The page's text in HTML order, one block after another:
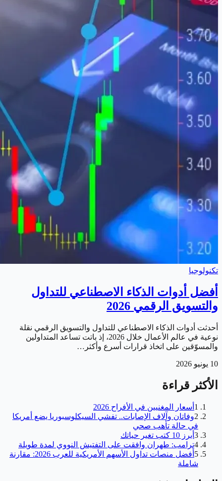
تكنولوجيا
أفضل أدوات الذكاء الاصطناعي للتداول
والتسويق الرقمي 2026
أحدثت أدوات الذكاء الاصطناعي للتداول والتسويق الرقمي نقلة
نوعية في عالم الأعمال خلال 2026، إذ باتت تساعد المتداولين
والمسوّقين على اتخاذ قرارات أسرع وأكثر…
10 يونيو 2026
الأكثر قراءة
1 أسعار المغنيين في الأفراح 2026
2وفاتان وآلاف الإصابات.. تفشي السيكلوسبوريا يضع أمريكا
في حالة تأهب صحي
3 أبرز 10 كتب تغير حياتك
4ترامب: طهران وافقت على التفتيش النووي لمدة طويلة
5
أفضل منصات تداول الأسهم الأمريكية للعرب 2026: مقارنة
شاملة